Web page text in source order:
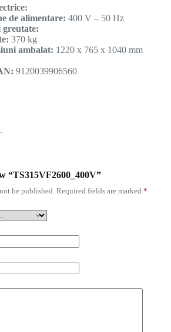
de alimentare: 400 V – 50 Hz
greutate:
370 kg
ambalat: 1220 x 765 x 1040 mm
9120039906560
“TS315VF2600_400V”
be published. Required fields are marked *